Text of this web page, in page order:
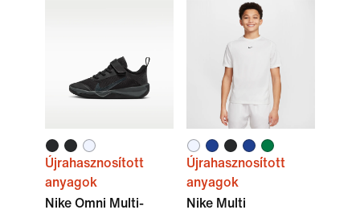
Újrahasznosított
anyagok
Nike Omni Multi-
Újrahasznosított
anyagok
Nike Multi